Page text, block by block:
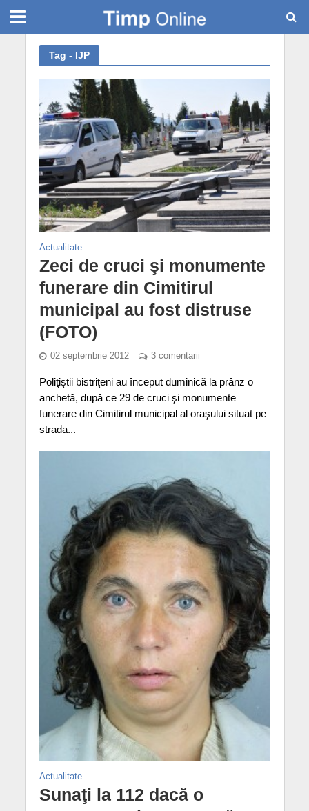
Tag - IJP
Actualitate
Zeci de cruci şi monumente
funerare din Cimitirul
municipal au fost distruse
(FOTO)
02 septembrie 2012 3 comentarii
Poliţiştii bistriţeni au început duminică la prânz o
anchetă, după ce 29 de cruci şi monumente
funerare din Cimitirul municipal al oraşului situat pe
strada...
Actualitate
Sunaţi la 112 dacă o